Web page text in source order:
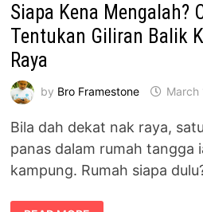
Siapa Kena Mengalah?
Tentukan Giliran Balik
Raya
by Bro Framestone March
Bila dah dekat nak raya,
panas dalam rumah tangga
kampung. Rumah siapa
SIAPA